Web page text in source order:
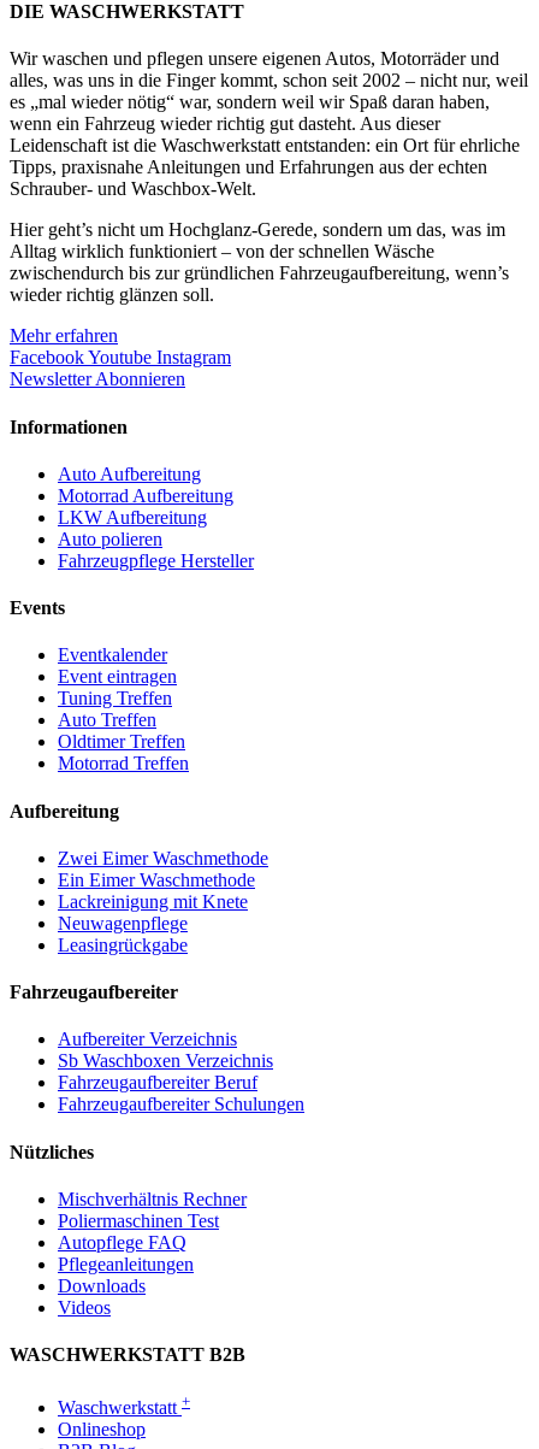
DIE WASCHWERKSTATT
Wir waschen und pflegen unsere eigenen Autos, Motorräder und
alles, was uns in die Finger kommt, schon seit 2002 – nicht nur, weil
es „mal wieder nötig“ war, sondern weil wir Spaß daran haben,
wenn ein Fahrzeug wieder richtig gut dasteht. Aus dieser
Leidenschaft ist die Waschwerkstatt entstanden: ein Ort für ehrliche
Tipps, praxisnahe Anleitungen und Erfahrungen aus der echten
Schrauber- und Waschbox-Welt.
Hier geht’s nicht um Hochglanz-Gerede, sondern um das, was im
Alltag wirklich funktioniert – von der schnellen Wäsche
zwischendurch bis zur gründlichen Fahrzeugaufbereitung, wenn’s
wieder richtig glänzen soll.
Mehr erfahren
FacebookYoutube Instagram
Newsletter Abonnieren
Informationen
Auto Aufbereitung
Motorrad Aufbereitung
LKW Aufbereitung
Auto polieren
Fahrzeugpflege Hersteller
Events
Eventkalender
Event eintragen
Tuning Treffen
Auto Treffen
Oldtimer Treffen
Motorrad Treffen
Aufbereitung
Zwei Eimer Waschmethode
Ein Eimer Waschmethode
Lackreinigung mit Knete
Neuwagenpflege
Leasingrückgabe
Fahrzeugaufbereiter
Aufbereiter Verzeichnis
Sb Waschboxen Verzeichnis
Fahrzeugaufbereiter Beruf
Fahrzeugaufbereiter Schulungen
Nützliches
Mischverhältnis Rechner
Poliermaschinen Test
Autopflege FAQ
Pflegeanleitungen
Downloads
Videos
WASCHWERKSTATT B2B
Waschwerkstatt +
Onlineshop